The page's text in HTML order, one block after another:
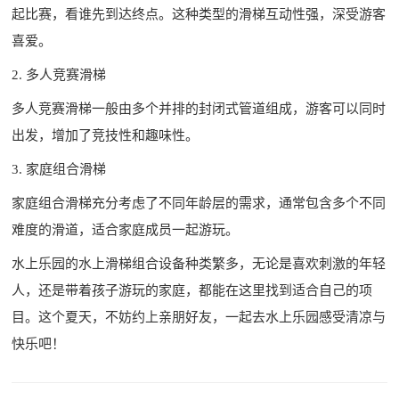
起比赛，看谁先到达终点。这种类型的滑梯互动性强，深受游客
喜爱。
2. 多人竞赛滑梯
多人竞赛滑梯一般由多个并排的封闭式管道组成，游客可以同时
出发，增加了竞技性和趣味性。
3. 家庭组合滑梯
家庭组合滑梯充分考虑了不同年龄层的需求，通常包含多个不同
难度的滑道，适合家庭成员一起游玩。
水上乐园的水上滑梯组合设备种类繁多，无论是喜欢刺激的年轻
人，还是带着孩子游玩的家庭，都能在这里找到适合自己的项
目。这个夏天，不妨约上亲朋好友，一起去水上乐园感受清凉与
快乐吧！